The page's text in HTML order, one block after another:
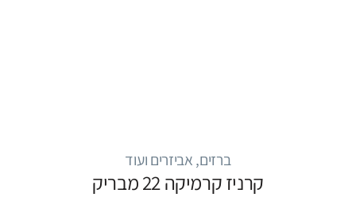
ברזים, אביזרים ועוד
קרניז קרמיקה 22 מבריק